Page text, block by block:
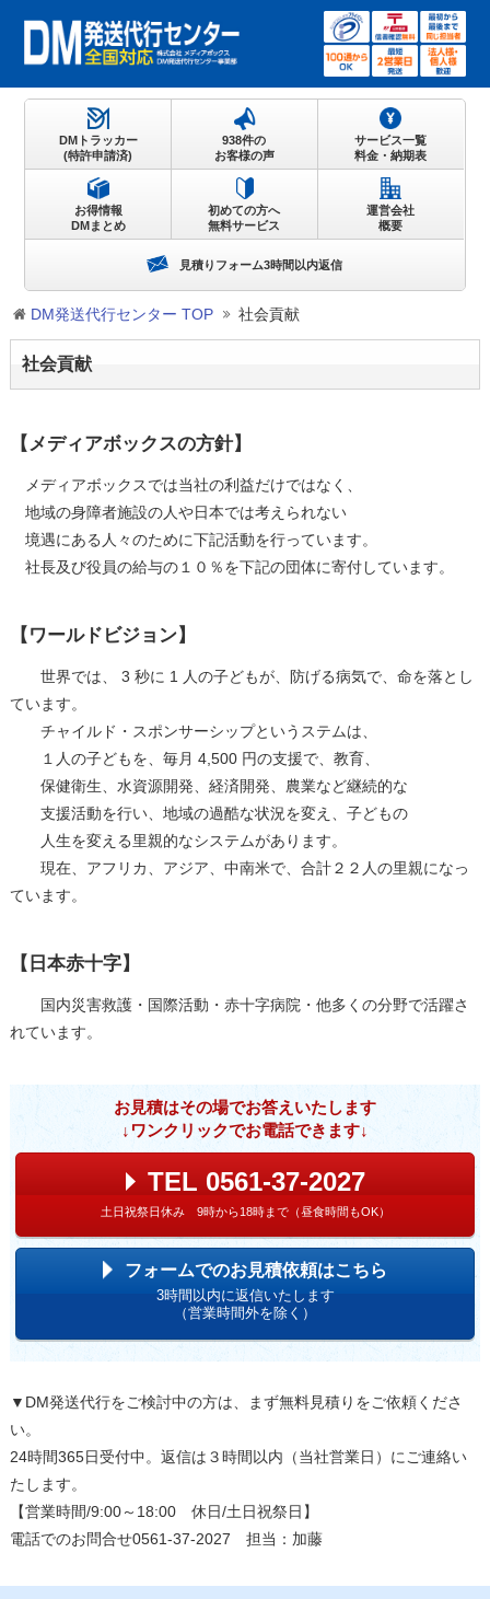
DM発送代行センター TOP 社会貢献
社会貢献
【メディアボックスの方針】
メディアボックスでは当社の利益だけではなく、
地域の身障者施設の人や日本では考えられない
境遇にある人々のために下記活動を行っています。
社長及び役員の給与の１０％を下記の団体に寄付しています。
【ワールドビジョン】
世界では、 3 秒に 1 人の子どもが、防げる病気で、命を落とし
ています。
チャイルド・スポンサーシップというステムは、
１人の子どもを、毎月 4,500 円の支援で、教育、
保健衛生、水資源開発、経済開発、農業など継続的な
支援活動を行い、地域の過酷な状況を変え、子どもの
人生を変える里親的なシステムがあります。
現在、アフリカ、アジア、中南米で、合計２２人の里親になっ
ています。
【日本赤十字】
国内災害救護・国際活動・赤十字病院・他多くの分野で活躍さ
れています。
お見積はその場でお答えいたします
↓ワンクリックでお電話できます↓
TEL 0561-37-2027
土日祝祭日休み 9時から18時まで（昼食時間もOK）
フォームでのお見積依頼はこちら
3時間以内に返信いたします
（営業時間外を除く）
▼DM発送代行をご検討中の方は、まず無料見積りをご依頼くださ
い。
24時間365日受付中。返信は３時間以内（当社営業日）にご連絡い
たします。
【営業時間/9:00～18:00 休日/土日祝祭日】
電話でのお問合せ0561-37-2027 担当：加藤
DMトラッカー
(特許申請済)
938件の
お客様の声
サービス一覧
料金・納期表
お得情報
DMまとめ
初めての方へ
無料サービス
運営会社
概要
見積りフォーム3時間以内返信